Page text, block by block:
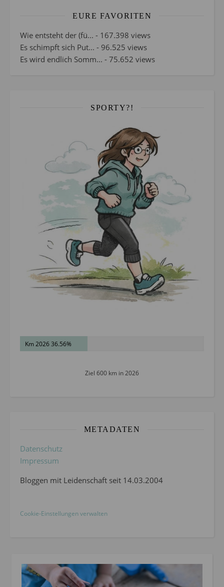
EURE FAVORITEN
Wie entsteht der (fü... - 167.398 views
Es schimpft sich Put... - 96.525 views
Es wird endlich Somm... - 75.652 views
SPORTY?!
Km 2026 36.56%
Ziel 600 km in 2026
METADATEN
Datenschutz
Impressum
Bloggen mit Leidenschaft seit 14.03.2004
Cookie-Einstellungen verwalten